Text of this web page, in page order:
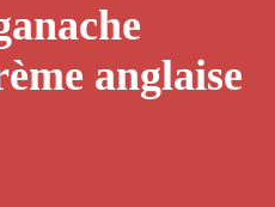
anglaise